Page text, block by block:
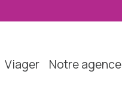
viager notre agence